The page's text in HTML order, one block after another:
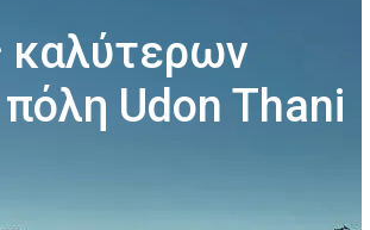
καλύτερων
Udon Thani